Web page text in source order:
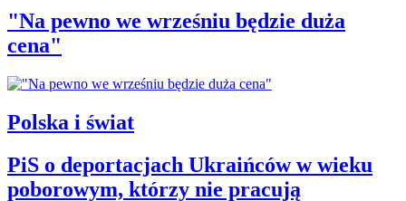
"Na pewno we wrześniu będzie duża
cena"
Polska i świat
PiS o deportacjach Ukraińców w wieku
poborowym, którzy nie pracują